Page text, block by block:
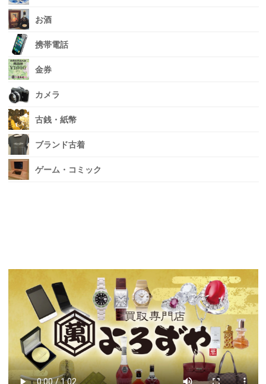
お酒
携帯電話
金券
カメラ
古銭・紙幣
ブランド古着
ゲーム・コミック